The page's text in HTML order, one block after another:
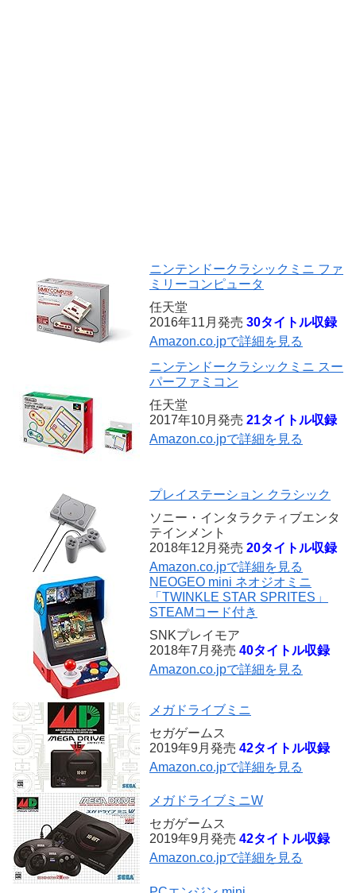
ニンテンドークラシックミニ ファ
ミリーコンピュータ
任天堂
2016年11月発売 30タイトル収録
Amazon.co.jpで詳細を見る
ニンテンドークラシックミニ スー
パーファミコン
任天堂
2017年10月発売 21タイトル収録
Amazon.co.jpで詳細を見る
プレイステーション クラシック
ソニー・インタラクティブエンタ
テインメント
2018年12月発売 20タイトル収録
Amazon.co.jpで詳細を見る
NEOGEO mini ネオジオミニ
「TWINKLE STAR SPRITES」
STEAMコード付き
SNKプレイモア
2018年7月発売 40タイトル収録
Amazon.co.jpで詳細を見る
メガドライブミニ
セガゲームス
2019年9月発売 42タイトル収録
Amazon.co.jpで詳細を見る
メガドライブミニW
セガゲームス
2019年9月発売 42タイトル収録
Amazon.co.jpで詳細を見る